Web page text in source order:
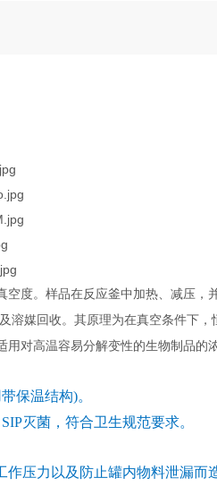
度。样品在反应釜中加热、减压，
溶媒回收。其原理为在真空条件下，
对高温容易分解变性的生物制品的
保温结构)。
灭菌，符合卫生规范要求。
压力以及防止罐内物料泄漏而